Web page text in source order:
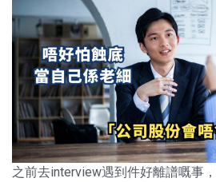
之前去interview遇到件好離譜嘅事